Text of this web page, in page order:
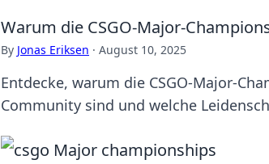
Warum die CSGO-Major-
By Jonas Eriksen · August 10, 2025
Entdecke, warum die CSGO-Major-
Community sind und welche